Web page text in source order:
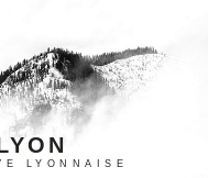
LYONNAISE